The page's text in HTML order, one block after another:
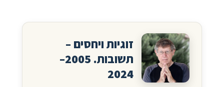
זוגיות ויחסים –
תשובות. 2005–
2024